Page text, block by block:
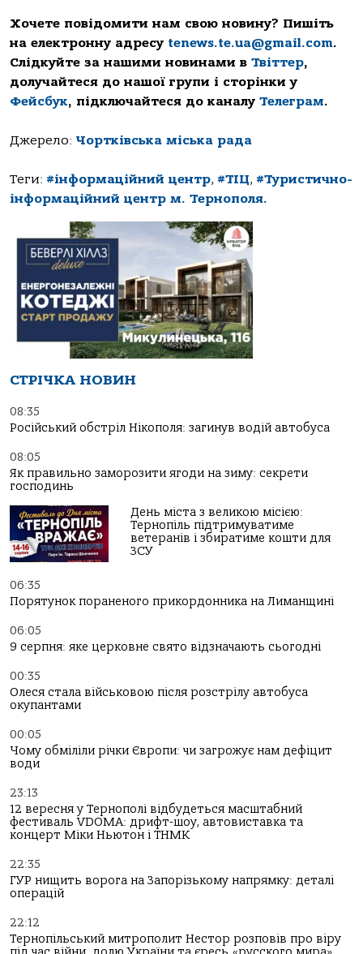
Хочете повідомити нам свою новину? Пишіть
на електронну адресу tenews.te.ua@gmail.com.
Слідкуйте за нашими новинами в Твіттер,
долучайтеся до нашої групи і сторінки у
Фейсбук, підключайтеся до каналу Телеграм.
Джерело: Чортківська міська рада
Теги: #інформаційний центр, #ТІЦ, #Туристично-
інформаційний центр м. Тернополя.
СТРІЧКА НОВИН
08:35
Російський обстріл Нікополя: загинув водій автобуса
08:05
Як правильно заморозити ягоди на зиму: секрети
господинь
День міста з великою місією:
Тернопіль підтримуватиме
ветеранів і збиратиме кошти для
ЗСУ
06:35
Порятунок пораненого прикордонника на Лиманщині
06:05
9 серпня: яке церковне свято відзначають сьогодні
00:35
Олеся стала військовою після розстрілу автобуса
окупантами
00:05
Чому обміліли річки Європи: чи загрожує нам дефіцит
води
23:13
12 вересня у Тернополі відбудеться масштабний
фестиваль VDOMA: дрифт-шоу, автовиставка та
концерт Міки Ньютон і ТНМК
22:35
ГУР нищить ворога на Запорізькому напрямку: деталі
операцій
22:12
Тернопільський митрополит Нестор розповів про віру